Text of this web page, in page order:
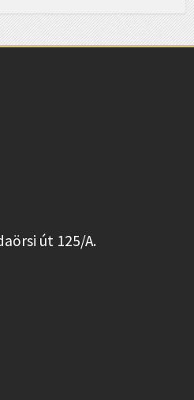
út 125/A.